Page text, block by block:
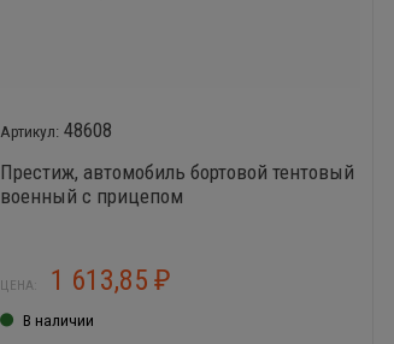
48608
Престиж, автомобиль бортовой тентовый
военный с прицепом
ЦЕНА: 1 613,85 ₽
В наличии